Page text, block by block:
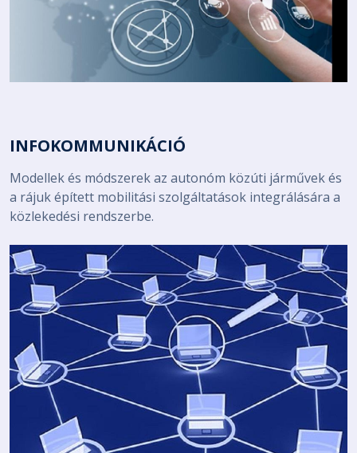
INFOKOMMUNIKÁCIÓ
Modellek és módszerek az autonóm közúti járművek és
a rájuk épített mobilitási szolgáltatások integrálására a
közlekedési rendszerbe.